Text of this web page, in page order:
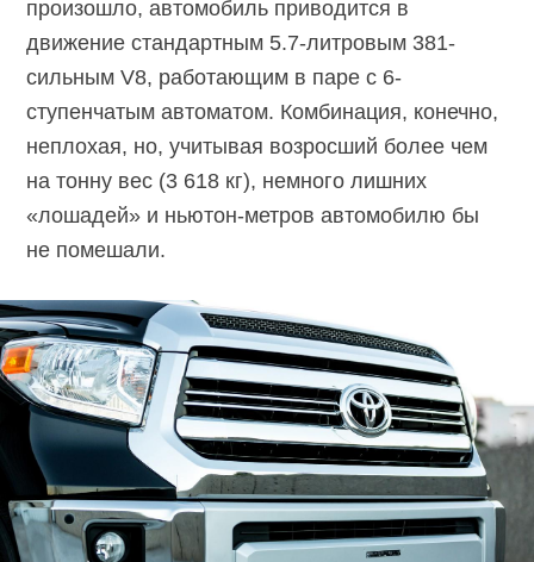
произошло, автомобиль приводится в
движение стандартным 5.7-литровым 381-
сильным V8, работающим в паре с 6-
ступенчатым автоматом. Комбинация, конечно,
неплохая, но, учитывая возросший более чем
на тонну вес (3 618 кг), немного лишних
«лошадей» и ньютон-метров автомобилю бы
не помешали.